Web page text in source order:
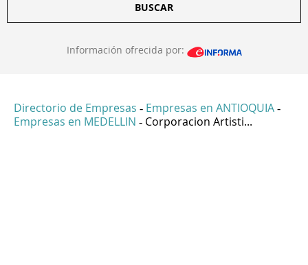
BUSCAR
Información ofrecida por:
Directorio de Empresas - Empresas en ANTIOQUIA -
Empresas en MEDELLIN - Corporacion Artisti...